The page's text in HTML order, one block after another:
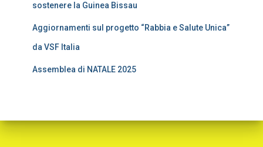
sostenere la Guinea Bissau
Aggiornamenti sul progetto “Rabbia e Salute Unica”
da VSF Italia
Assemblea di NATALE 2025